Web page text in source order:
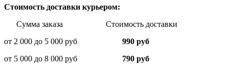
Стоимость доставки курьером:
Сумма заказа Стоимость доставки
от 2 000 до 5 000 руб
990 руб
от 5 000 до 8 000 руб 790 руб